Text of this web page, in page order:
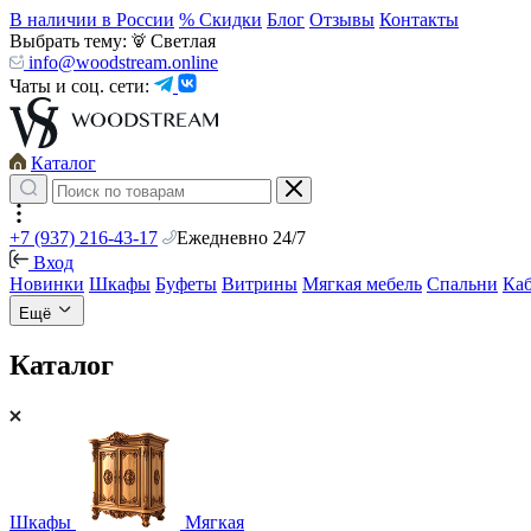
В наличии в России % Скидки Блог Отзывы Контакты
Выбрать тему:
Светлая
info@woodstream.online
Чаты и соц. сети:
Каталог
+7 (937) 216-43-17
Ежедневно 24/7
Вход
Новинки Шкафы Буфеты Витрины Мягкая мебель Спальни
Ещё
Каталог
Шкафы Мягкая